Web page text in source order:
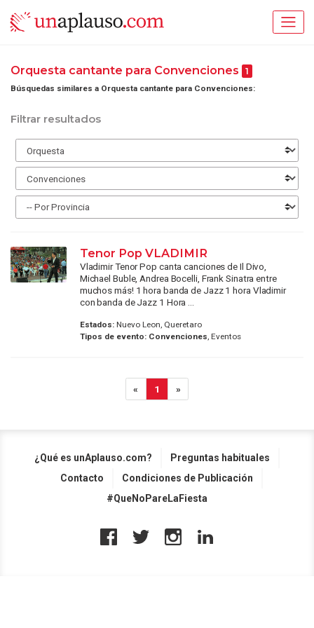
Orquesta cantante para Convenciones 1
Búsquedas similares a Orquesta cantante para Convenciones:
Filtrar resultados
Tenor Pop VLADIMIR
Vladimir Tenor Pop canta canciones de Il Divo,
Michael Buble, Andrea Bocelli, Frank Sinatra entre
muchos más! 1 hora banda de Jazz 1 hora Vladimir
con banda de Jazz 1 Hora ...
Estados:Nuevo Leon, Queretaro
Tipos de evento: Convenciones, Eventos
« 1 »
¿Qué es unAplauso.com?
Preguntas habituales
Contacto
Condiciones de Publicación
#QueNoPareLaFiesta